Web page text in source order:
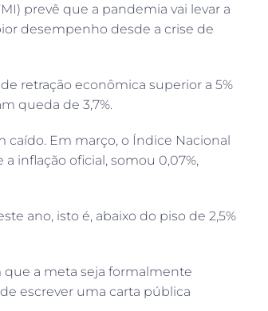
prevê que a pandemia vai levar a
desempenho desde a crise de
retração econômica superior a 5%
queda de 3,7%.
caído. Em março, o Índice Nacional
inflação oficial, somou 0,07%,
ano, isto é, abaixo do piso de 2,5%
que a meta seja formalmente
escrever uma carta pública